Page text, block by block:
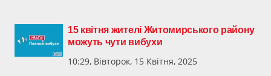
15 квітня жителі Житомирського району
можуть чути вибухи
10:29, Вівторок, 15 Квітня, 2025